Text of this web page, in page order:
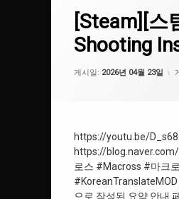
[Steam][
Shooting
게시일: 2026년 04월 23일
https://youtu.be/
https://
로스 #Macross #마크
으로 작성된 요약 안내
#KoreanTranslateMOD
#마크로스슈팅인사이트
#한글패치